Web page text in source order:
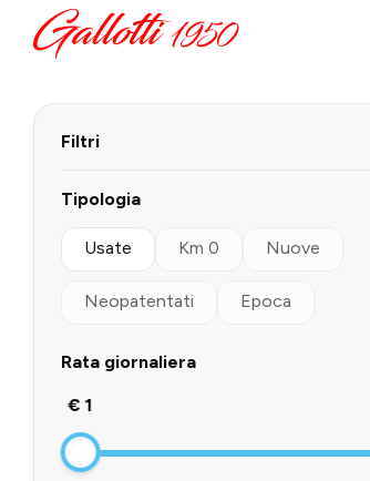
Filtri
Tipologia
Usate Km 0 Nuove
Neopatentati Epoca
Rata giornaliera
€ 1